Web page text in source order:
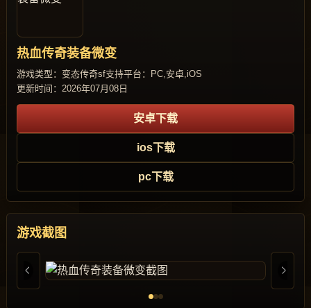
热血传奇装备微变
游戏类型：变态传奇sf支持平台：PC,安卓,iOS
更新时间：2026年07月08日
安卓下载
ios下载
pc下载
游戏截图